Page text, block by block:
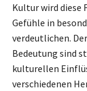
Kultur wird diese
Gefühle in
verdeutlichen.
Bedeutung sind
kulturellen
verschiedenen